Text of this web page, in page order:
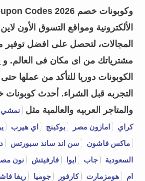
الألكترونية ومواقع التسوق الأون
المجالات، لتحصل على افضل
مشترياتك من اى مكان فى العالم. و
الكوبونات دوريا للتأكد من عملها
التجربه قبل الشراء. أحدث كوبونات
والمتاجر العربيه والعالمية مثل
نمشي
كراي
امازون مصر بوكينج اي هيرب
ماكس فاشون
سن اند ساند سبورتس
السعودية
جاب ايوا فارفيتش نون
ام
هومزمارت كارفور جوميا ريفا